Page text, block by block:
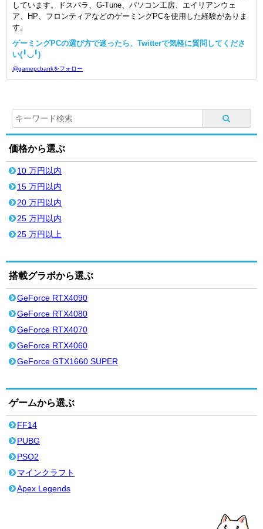
しています。ドスパラ、G-Tune、パソコン工房、エイリアンウェ
ア、HP、フロンティアなどのゲーミングPCを使用した経験がありま
す。
ゲーミングPCの選び方で迷ったら、Twitterで気軽に質問してくださ
い(╹◡╹)
@gamepcbankをフォロー
価格から選ぶ
10 万円以内
15 万円以内
20 万円以内
25 万円以内
25 万円以上
搭載グラボから選ぶ
GeForce RTX4090
GeForce RTX4080
GeForce RTX4070
GeForce RTX4060
GeForce GTX1660 SUPER
ゲームから選ぶ
FF14
PUBG
PSO2
マインクラフト
Apex Legends